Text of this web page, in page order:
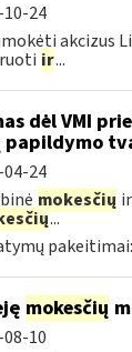
24
akcizus
ir...
dėl VMI
24
mokesčių
...
pakeitimai:
mokesčių
10